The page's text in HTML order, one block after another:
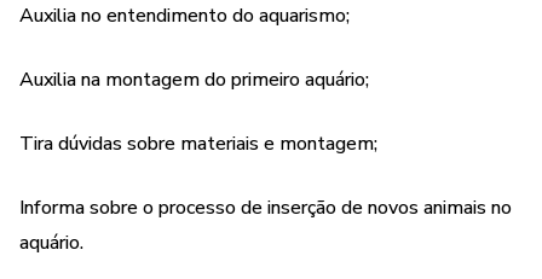
Auxilia no entendimento do aquarismo;
Auxilia na montagem do primeiro aquário;
Tira dúvidas sobre materiais e montagem;
Informa sobre o processo de inserção de novos animais no
aquário.